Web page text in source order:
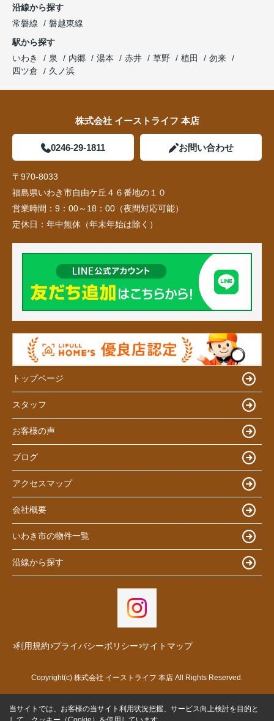
沿線から探す
常磐線
磐越東線
駅から探す
いわき
泉 内郷 湯本 赤井 草野 植田
勿来
四ツ倉
久ノ浜
株式会社 イーストライフ 本店
0246-29-1811 お問い合わせ
〒970-8033
福島県いわき市自由ケ丘４６番地の１０
営業時間： 9：00～18：00（夜間対応可能）
定休日： 年中無休（年末年始は除く）
トップページ
スタッフ
お客様の声
ブログ
アクセスマップ
会社概要
いわき市の物件一覧
沿線から探す
利用規約 プライバシーポリシー サイトマップ
Copyright(c) 株式会社 イーストライフ 本店 All Rights Reserved.
当サイトでは、お客様の当サイト利用状況把握、サービス向上検討を目的と